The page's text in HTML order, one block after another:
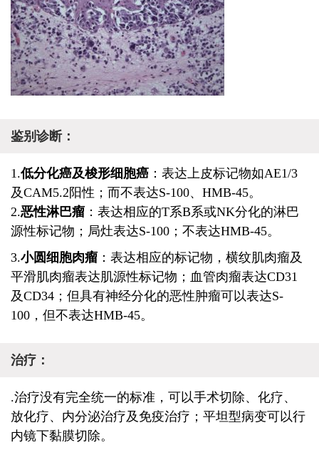
鉴别诊断：
1.低分化癌及梭形细胞癌 ：表达上皮标记物如AE1/3
及CAM5.2阳性；而不表达S-100、HMB-45。
2.恶性淋巴瘤 ：表达相应的T系B系或NK分化的淋巴
源性标记物；局灶表达S-100；不表达HMB-45。
3.小圆细胞肉瘤 ：表达相应的标记物，横纹肌肉瘤及
平滑肌肉瘤表达肌源性标记物；血管肉瘤表达CD31
及CD34；但具有神经分化的恶性肿瘤可以表达S-
100，但不表达HMB-45。
治疗：
.治疗没有完全统一的标准，可以手术切除、化疗、
放化疗、内分泌治疗及免疫治疗；平坦型病变可以行
内镜下黏膜切除。